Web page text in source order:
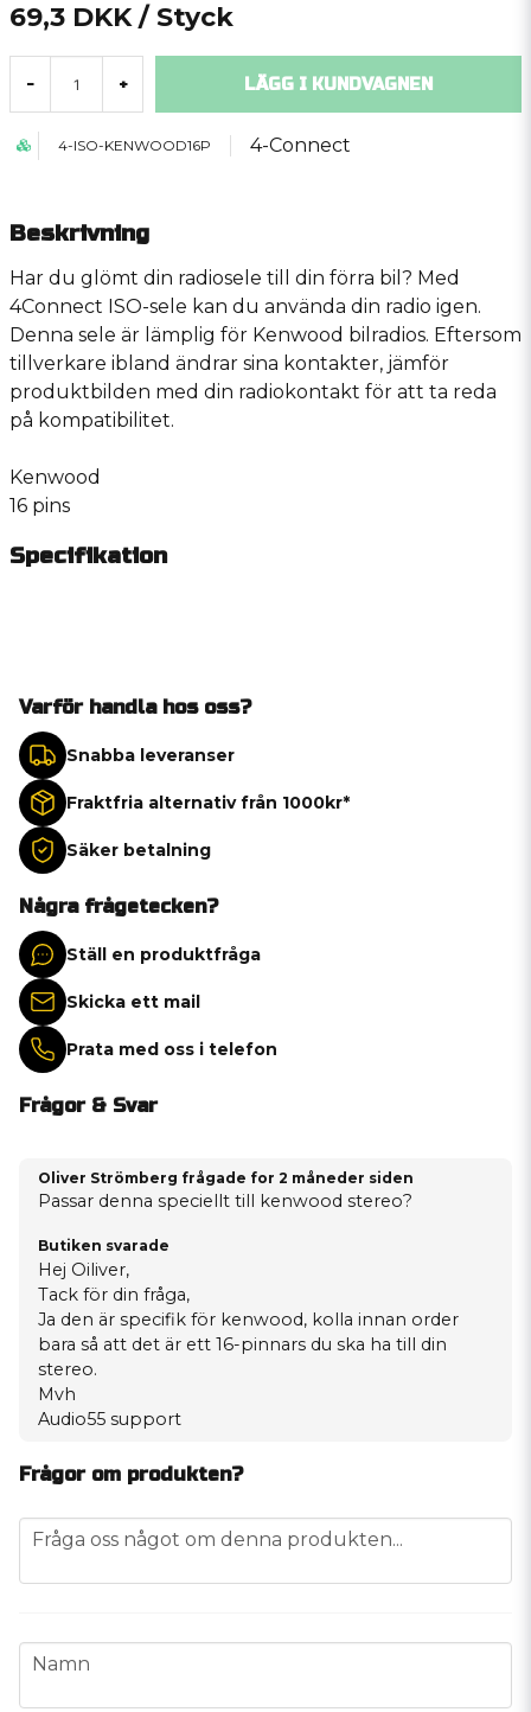
69,3 DKK / Styck
- + LÄGG I KUNDVAGNEN
4-ISO-KENWOOD16P 4-Connect
Beskrivning
Har du glömt din radiosele till din förra bil? Med
4Connect ISO-sele kan du använda din radio igen.
Denna sele är lämplig för Kenwood bilradios. Eftersom
tillverkare ibland ändrar sina kontakter, jämför
produktbilden med din radiokontakt för att ta reda
på kompatibilitet.
Kenwood
16 pins
Specifikation
Varför handla hos oss?
Snabba leveranser
Fraktfria alternativ från 1000kr*
Säker betalning
Några frågetecken?
Ställ en produktfråga
Skicka ett mail
Prata med oss i telefon
Frågor & Svar
Oliver Strömberg frågade for 2 måneder siden
Passar denna speciellt till kenwood stereo?
Butiken svarade
Hej Oiliver,
Tack för din fråga,
Ja den är specifik för kenwood, kolla innan order
bara så att det är ett 16-pinnars du ska ha till din
stereo.
Mvh
Audio55 support
Frågor om produkten?
question
Fråga oss något om denna produkten...
name
Namn